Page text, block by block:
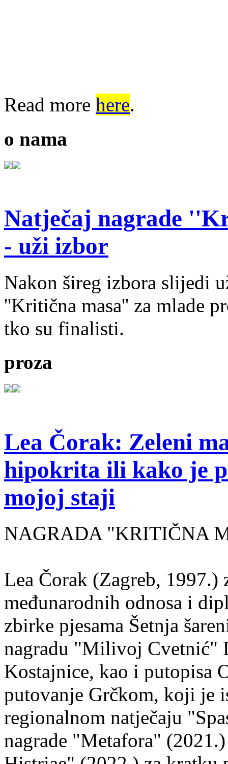
Read more here.
o nama
Natječaj nagrade
- uži izbor
Nakon šireg izbora slijedi
''Kritična masa'' za mlade
tko su finalisti.
proza
Lea Čorak: Zeleni
hipokrita ili kako je
mojoj staji
NAGRADA "KRITIČNA
Lea Čorak (Zagreb,
međunarodnih odnosa i
zbirke pjesama Šetnja
nagradu "Milivoj Cvetnić"
Kostajnice, kao i putopisa
putovanje Grčkom, koji je
regionalnom natječaju
nagrade "Metafora"